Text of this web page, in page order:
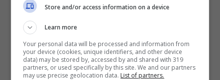
Articoli recentiDa Gioco a Tragedia:
Chiede 176 Milioni per
Paralisi Causata da
Store and/or access information on a device
Learn more
Your personal data will be processed and information from
your device (cookies, unique identifiers, and other device
data) may be stored by, accessed by and shared with 319
partners, or used specifically by this site. We and our partners
may use precise geolocation data. List of partners.